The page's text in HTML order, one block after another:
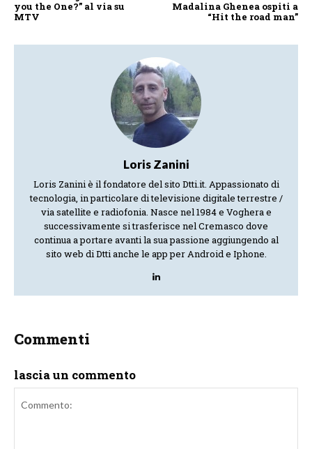
you the One?” al via su
MTV
Madalina Ghenea ospiti a
“Hit the road man”
Loris Zanini
Loris Zanini è il fondatore del sito Dtti.it. Appassionato di
tecnologia, in particolare di televisione digitale terrestre /
via satellite e radiofonia. Nasce nel 1984 e Voghera e
successivamente si trasferisce nel Cremasco dove
continua a portare avanti la sua passione aggiungendo al
sito web di Dtti anche le app per Android e Iphone.
Commenti
lascia un commento